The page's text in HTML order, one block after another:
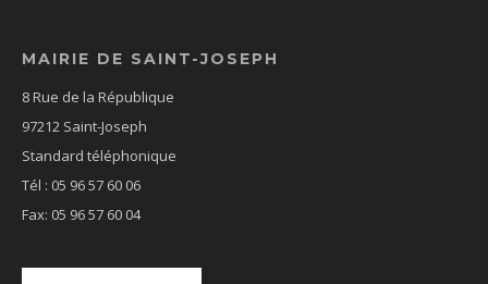
MAIRIE DE SAINT-JOSEPH
8 Rue de la République
97212 Saint-Joseph
Standard téléphonique
Tél : 05 96 57 60 06
Fax: 05 96 57 60 04